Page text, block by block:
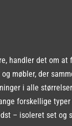
handler det om
møbler, der
i alle
forskellige
– isoleret set og